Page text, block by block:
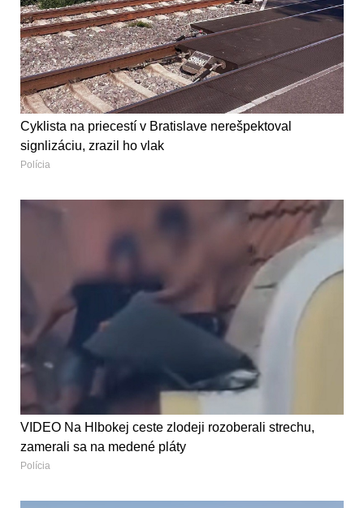
Cyklista na priecestí v Bratislave nerešpektoval
signlizáciu, zrazil ho vlak
Polícia
VIDEO Na Hlbokej ceste zlodeji rozoberali strechu,
zamerali sa na medené pláty
Polícia